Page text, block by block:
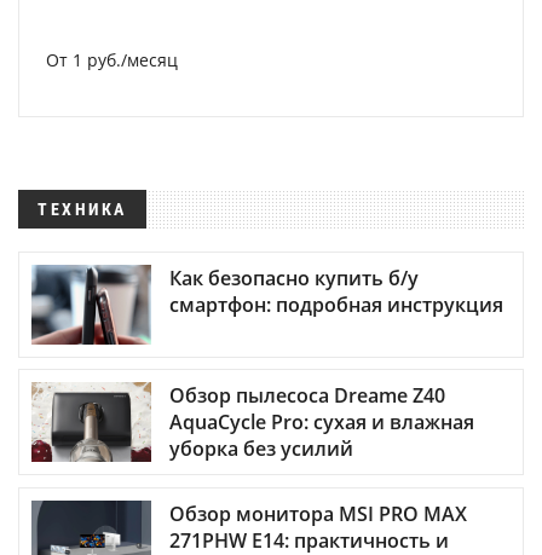
От 1 руб./месяц
ТЕХНИКА
Как безопасно купить б/у
смартфон: подробная инструкция
Обзор пылесоса Dreame Z40
AquaCycle Pro: сухая и влажная
уборка без усилий
Обзор монитора MSI PRO MAX
271PHW E14: практичность и